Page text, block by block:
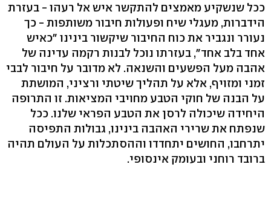
ככל שנשקיע מאמצים להתקשר איש אל רעהו - בעזרת
הידברות, מעגלי שיח ופעולות חיבור משותפות - כך
נעורר ונגביר את כוח החיבור שיקשור בינינו "כאיש
אחד בלב אחד", בעזרתו נוכל לבנות רקמה עדינה של
אהבה מעל הפשעים והשנאה. לא מדובר על חיבור לבבי
זמני ומזויף, אלא על תהליך שיטתי ורציני, המושתת
על הבנה של חוקי הטבע מחויבי המציאות. זו התרופה
היחידה שיכולה לרסן את הטבע הפראי שלנו. ככל
שנפתח את שרירי האהבה בינינו, גבולות התפיסה
יתרחבו, החושים יתחדדו וההסתכלות על העולם תהיה
ברובד רוחני ובעומק אינסופי.